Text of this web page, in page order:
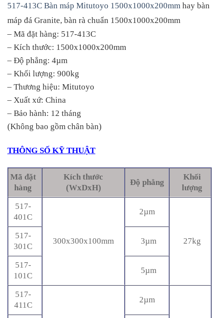
517-413C Bàn máp Mitutoyo 1500x1000x200mm hay bàn
máp đá Granite, bàn rà chuẩn 1500x1000x200mm
– Mã đặt hàng: 517-413C
– Kích thước: 1500x1000x200mm
– Độ phẳng: 4µm
– Khối lượng: 900kg
– Thương hiệu: Mitutoyo
– Xuất xứ: China
– Bảo hành: 12 tháng
(Không bao gồm chân bàn)
THÔNG SỐ KỸ THUẬT
Mã đặt
hàng
Kích thước
(WxDxH)
Độ phẳng
Khối
lượng
517-
401C
300x300x100mm
2µm
27kg
517-
301C
3µm
517-
101C
5µm
517-
411C
2µm